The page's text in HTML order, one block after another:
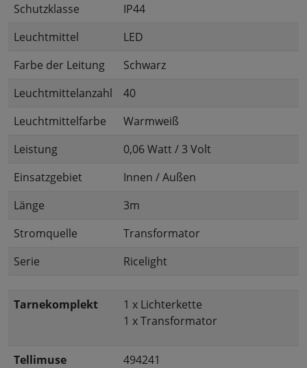
Schutzklasse
IP44
Leuchtmittel
LED
Farbe der Leitung
Schwarz
Leuchtmittelanzahl
40
Leuchtmittelfarbe
Warmweiß
Leistung
0,06 Watt / 3 Volt
Einsatzgebiet
Innen / Außen
Länge
3m
Stromquelle
Transformator
Serie
Ricelight
Tarnekomplekt
1 x Lichterkette
1 x Transformator
Tellimuse
494241